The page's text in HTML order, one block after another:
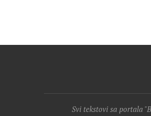
Svi tekstovi sa portala